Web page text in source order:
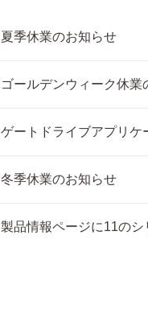
夏季休業のお知らせ
ゴールデンウィーク休業
ゲートドライブアプリ
冬季休業のお知らせ
製品情報ページに11のシ